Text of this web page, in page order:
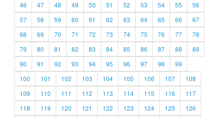
46
47 48 49 50 51 52 53 54 55
56
57
58 59 60 61 62 63 64 65 66
67
68
69 70 71 72 73 74 75 76 77
78
79
80 81 82 83 84 85 86 87 88
89
90
91 92 93 94 95 96 97 98
99
100
101 102 103 104 105 106 107
108
109
110 111 112 113 114 115 116
117
118
119 120 121 122 123 124 125
126